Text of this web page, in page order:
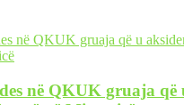
në QKUK gruaja që